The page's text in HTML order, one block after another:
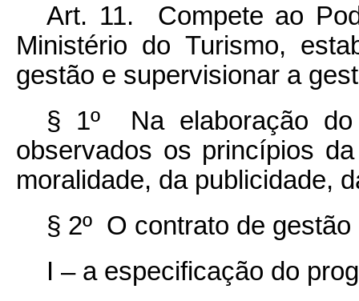
Art. 11. Compete ao
Ministério do Turismo,
gestão e supervisionar a
§ 1º Na elaboração do
observados os princípios
moralidade, da publicidade,
§ 2º O contrato de
I – a especificação do